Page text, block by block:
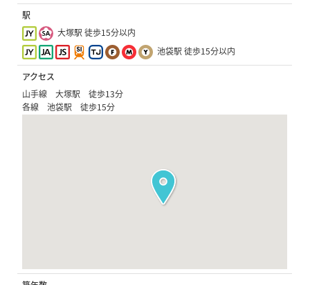
駅
大塚駅 徒歩15分以内
池袋駅 徒歩15分以内
アクセス
山手線 大塚駅 徒歩13分
各線 池袋駅 徒歩15分